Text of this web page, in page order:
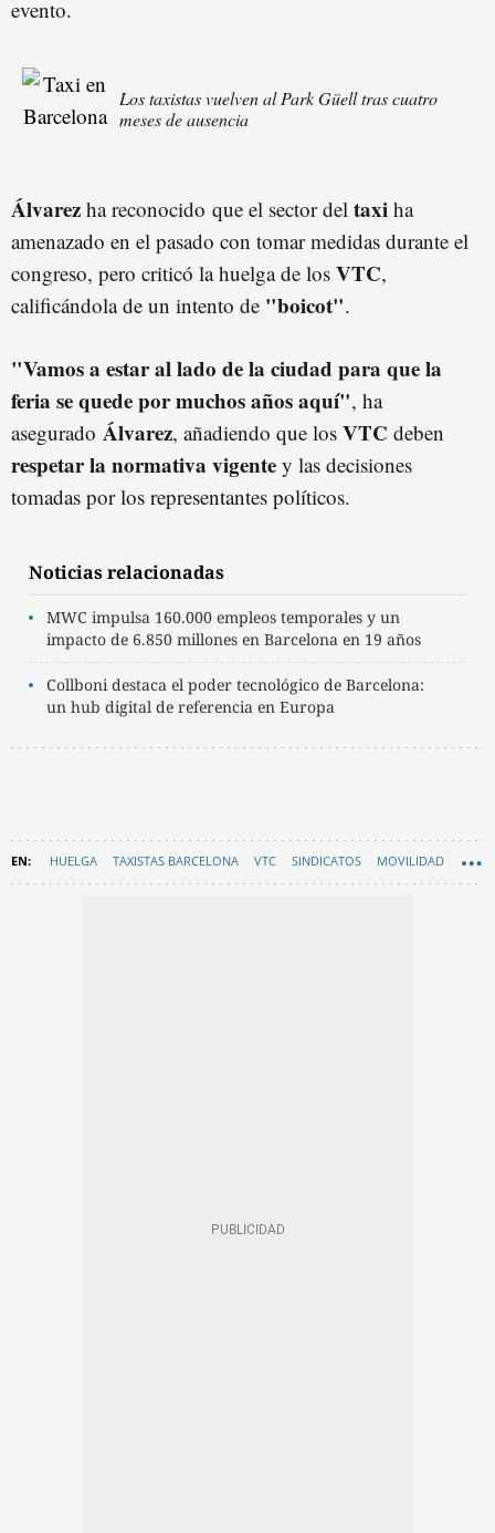
evento.
Los taxistas vuelven al Park Güell tras cuatro
meses de ausencia
Álvarez ha reconocido que el sector del taxi ha
amenazado en el pasado con tomar medidas durante el
congreso, pero criticó la huelga de los VTC,
calificándola de un intento de "boicot".
"Vamos a estar al lado de la ciudad para que la
feria se quede por muchos años aquí", ha
asegurado Álvarez, añadiendo que los VTC deben
respetar la normativa vigente y las decisiones
tomadas por los representantes políticos.
Noticias relacionadas
MWC impulsa 160.000 empleos temporales y un
impacto de 6.850 millones en Barcelona en 19 años
Collboni destaca el poder tecnológico de Barcelona:
un hub digital de referencia en Europa
HUELGA TAXISTAS BARCELONA VTC SINDICATOS MOVILIDAD